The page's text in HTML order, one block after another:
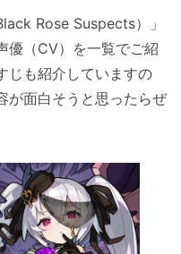
Rose Suspects）」
優（CV）を一覧でご紹
じも紹介していますの
が面白そうと思ったらぜ